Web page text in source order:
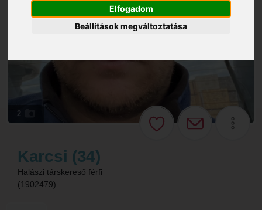
Elfogadom
Beállítások megváltoztatása
2
Karcsi (34)
Halászi társkereső férfi
(1902479)